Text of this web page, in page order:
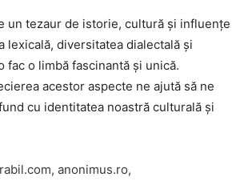
un tezaur de istorie, cultură și influențe
lexicală, diversitatea dialectală și
fac o limbă fascinantă și unică.
acestor aspecte ne ajută să ne
cu identitatea noastră culturală și
, anonimus.ro,